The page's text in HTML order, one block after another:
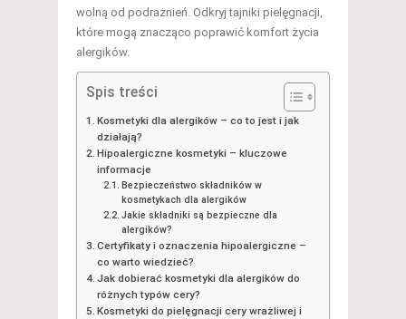
wolną od podrażnień. Odkryj tajniki pielęgnacji,
które mogą znacząco poprawić komfort życia
alergików.
Spis treści
Kosmetyki dla alergików – co to jest i jak
działają?
Hipoalergiczne kosmetyki – kluczowe
informacje
Bezpieczeństwo składników w
kosmetykach dla alergików
Jakie składniki są bezpieczne dla
alergików?
Certyfikaty i oznaczenia hipoalergiczne –
co warto wiedzieć?
Jak dobierać kosmetyki dla alergików do
różnych typów cery?
Kosmetyki do pielęgnacji cery wrażliwej i